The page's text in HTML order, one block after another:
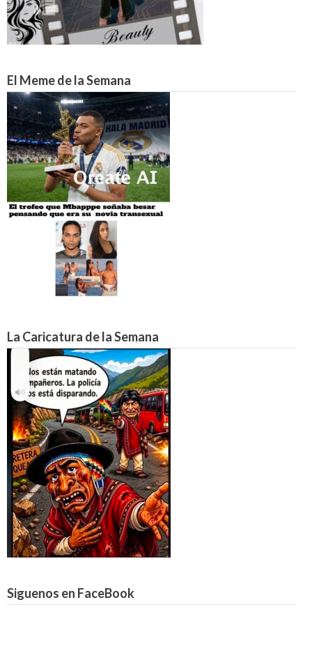
El Meme de la Semana
La Caricatura de la Semana
Siguenos en FaceBook